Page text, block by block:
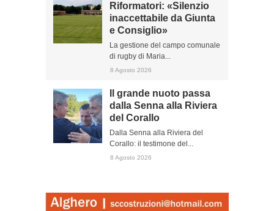
Riformatori: «Silenzio
inaccettabile da Giunta
e Consiglio»
La gestione del campo comunale
di rugby di Maria...
8 Agosto 2026
Il grande nuoto passa
dalla Senna alla Riviera
del Corallo
Dalla Senna alla Riviera del
Corallo: il testimone del...
8 Agosto 2026